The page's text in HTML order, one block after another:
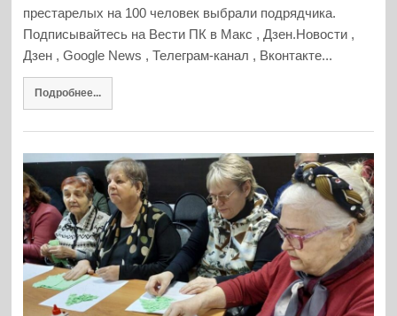
престарелых на 100 человек выбрали подрядчика.
Подписывайтесь на Вести ПК в Макс , Дзен.Новости ,
Дзен , Google News , Телеграм-канал , Вконтакте...
Подробнее...